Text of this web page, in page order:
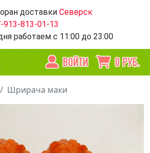
доставки Северск
913-813-01-13
работаем с 11:00 до 23:00
ВОЙТИ 0РУБ.
Шрирача маки